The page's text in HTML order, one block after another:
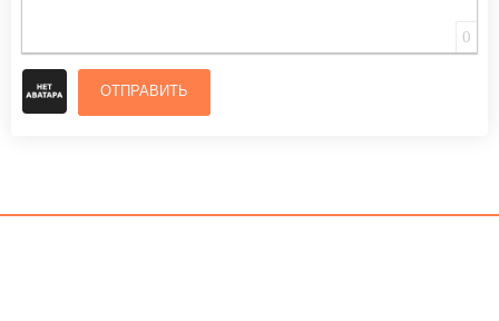
0
ОТПРАВИТЬ